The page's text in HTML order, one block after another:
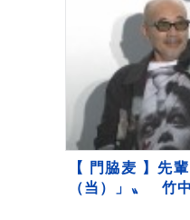
【 門脇麦 】先
（当）」〟 竹